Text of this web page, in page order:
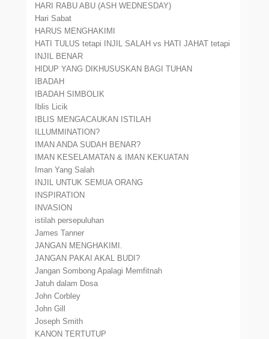
HARI RABU ABU (ASH WEDNESDAY)
Hari Sabat
HARUS MENGHAKIMI
HATI TULUS tetapi INJIL SALAH vs HATI JAHAT tetapi
INJIL BENAR
HIDUP YANG DIKHUSUSKAN BAGI TUHAN
IBADAH
IBADAH SIMBOLIK
Iblis Licik
IBLIS MENGACAUKAN ISTILAH
ILLUMMINATION?
IMAN ANDA SUDAH BENAR?
IMAN KESELAMATAN & IMAN KEKUATAN
Iman Yang Salah
INJIL UNTUK SEMUA ORANG
INSPIRATION
INVASION
istilah persepuluhan
James Tanner
JANGAN MENGHAKIMI.
JANGAN PAKAI AKAL BUDI?
Jangan Sombong Apalagi Memfitnah
Jatuh dalam Dosa
John Corbley
John Gill
Joseph Smith
KANON TERTUTUP